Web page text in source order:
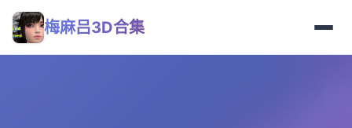
梅麻吕3D合集